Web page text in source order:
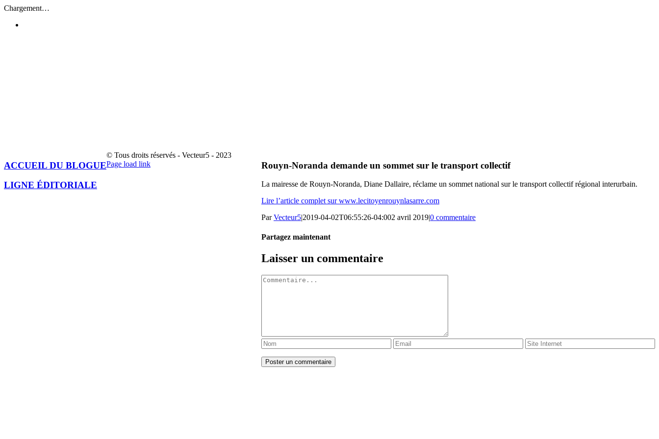
Passer
contenu
Chargement…
Rouyn-Noranda demande un sommet sur le transport collectif
La mairesse de Rouyn-Noranda, Diane Dallaire, réclame un sommet national sur le transport collectif régional interurbain.
Lire l’article complet sur www.lecitoyenrouynlasarre.com
ParVecteur5|2019-04-02T06:55:26-04:002 avril 2019|0 commentaire
Partagez maintenant
Facebook
Twitter
LinkedIn
Tumblr
Pinterest
Email
Laisser un commentaire
Commentaire
ACCUEIL DU BLOGUE
LIGNE ÉDITORIALE
© Tous droits réservés - Vecteur5 - 2023
Facebook
Page load link
Aller